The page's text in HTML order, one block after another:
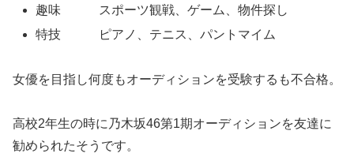
趣味 スポーツ観戦、ゲーム、物件探し
特技 ピアノ、テニス、パントマイム
女優を目指し何度もオーディションを受験するも不合格。
高校2年生の時に乃木坂46第1期オーディションを友達に
勧められたそうです。